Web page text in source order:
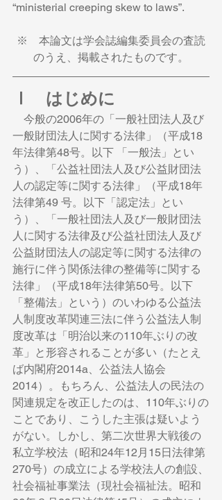
“ministerial creeping skew to laws”.
※　本論文は学会誌編集委員会の査読
のうえ、掲載されたものです。
Ⅰ　はじめに
今般の2006年の「一般社団法人及び
一般財団法人に関する法律」（平成18
年法律第48号。以下 「一般法」とい
う）、「公益社団法人及び公益財団法
人の認定等に関する法律」（平成18年
法律第49 号。以下「認定法」とい
う）、「一般社団法人及び一般財団法
人に関する法律及び公益社団法人及び
公益財団法人の認定等に関する法律の
施行に伴う関係法律の整備等に関する
法律」（平成18年法律第50号。以下
「整備法」という）のいわゆる公益法
人制度改革関連三法に伴う公益法人制
度改革は「明治以来の110年ぶりの改
革」と形容されることが多い（たとえ
ば内閣府2014a、公益法人協会
2014）。もちろん、公益法人の民法の
関連規定を改正したのは、110年ぶりの
ことであり、こうした主張は疑いよう
がない。しかし、第二次世界大戦後の
私立学校法（昭和24年12月15日法律第
270号）の成立による学校法人の創設、
社会福祉事業法（現社会福祉法。昭和